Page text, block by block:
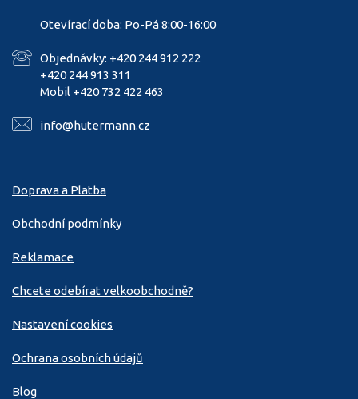
Otevírací doba: Po-Pá 8:00-16:00
Objednávky: +420 244 912 222
+420 244 913 311
Mobil +420 732 422 463
info@hutermann.cz
Doprava a Platba
Obchodní podmínky
Reklamace
Chcete odebírat velkoobchodně?
Nastavení cookies
Ochrana osobních údajů
Blog